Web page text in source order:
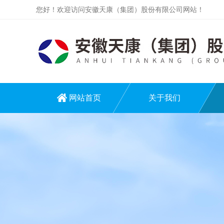
您好！欢迎访问安徽天康（集团）股份有限公司网站！
网站首页 关于我们